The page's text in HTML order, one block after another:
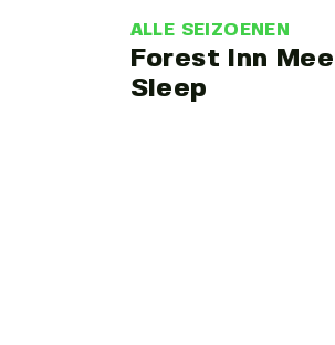
ALLE SEIZOENEN
Forest Inn
Sleep